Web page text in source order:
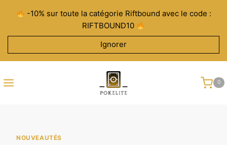
contenu
-10% sur toute la catégorie Riftbound avec le code :
RIFTBOUND10
Ignorer
0
NOUVEAUTÉS